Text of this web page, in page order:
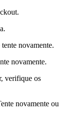
novamente.
novamente.
verifique os
novamente ou